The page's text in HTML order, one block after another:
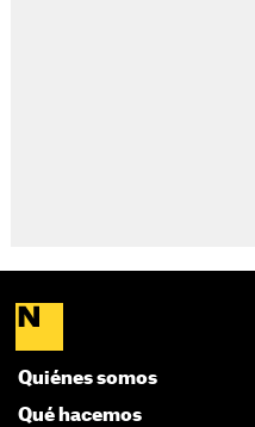
Quiénes somos
Qué hacemos